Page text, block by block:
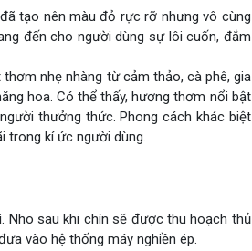
tạo nên màu đỏ rực rỡ nhưng vô cùng
đến cho người dùng sự lôi cuốn, đắm
nhẹ nhàng từ cảm thảo, cà phê, gia
hoa. Có thể thấy, hương thơm nổi bật
thưởng thức. Phong cách khác biệt
trong kí ức người dùng.
Nho sau khi chín sẽ được thu hoạch thủ
vào hệ thống máy nghiền ép.